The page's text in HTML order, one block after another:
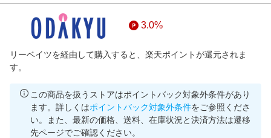
3.0%
リーベイツを経由して購入すると、楽天ポイントが還元されま
す。
この商品を扱うストアはポイントバック対象外条件があり
ます。詳しくはポイントバック対象外条件をご参照くださ
い。また、最新の価格、送料、在庫状況と決済方法は遷移
先ページでご確認ください。